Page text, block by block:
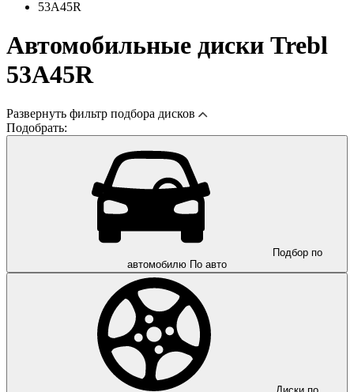
53A45R
Автомобильные диски Trebl
53A45R
Развернуть фильтр подбора дисков
Подобрать:
Подбор по
автомобилю По авто